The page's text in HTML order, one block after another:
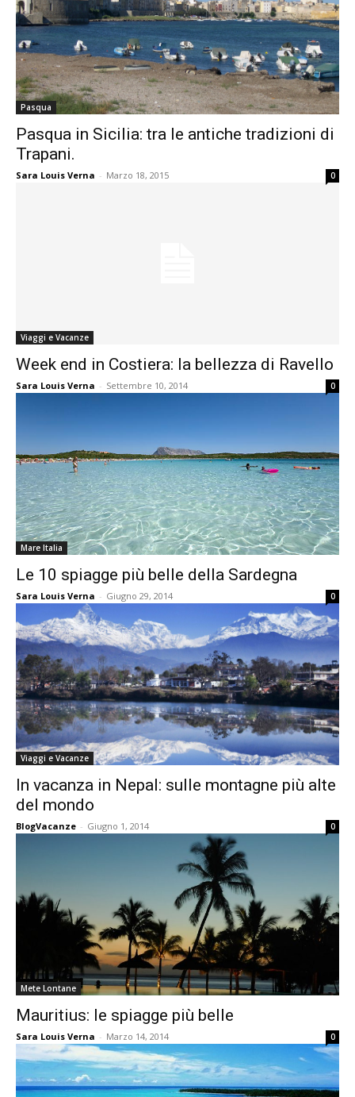
Pasqua
Pasqua in Sicilia: tra le antiche tradizioni di
Trapani.
Sara Louis Verna - Marzo 18, 2015 0
Viaggi e Vacanze
Week end in Costiera: la bellezza di Ravello
Sara Louis Verna - Settembre 10, 2014 0
Mare Italia
Le 10 spiagge più belle della Sardegna
Sara Louis Verna - Giugno 29, 2014 0
Viaggi e Vacanze
In vacanza in Nepal: sulle montagne più alte
del mondo
BlogVacanze - Giugno 1, 2014 0
Mete Lontane
Mauritius: le spiagge più belle
Sara Louis Verna - Marzo 14, 2014 0